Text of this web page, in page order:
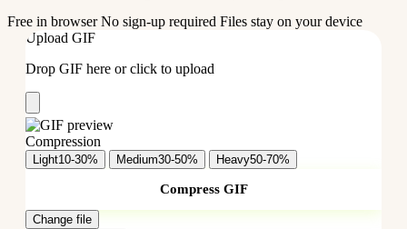
Free in browserNo sign-up required Files stay on your device
Upload GIF
Drop GIF here or click to upload
Compression
Light10-30% Medium30-50% Heavy50-70%
Compress GIF
Change file